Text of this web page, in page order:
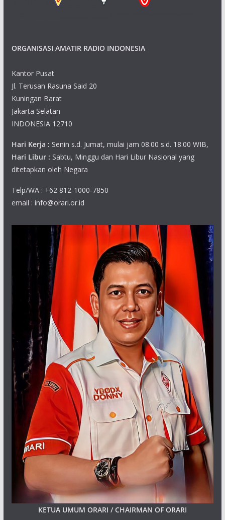
ORGANISASI AMATIR RADIO INDONESIA
Kantor Pusat
Jl. Terusan Rasuna Said 20
Kuningan Barat
Jakarta Selatan
INDONESIA 12710
Hari Kerja : Senin s.d. Jumat, mulai jam 08.00 s.d. 18.00 WIB,
Hari Libur : Sabtu, Minggu dan Hari Libur Nasional yang
ditetapkan oleh Negara
Telp/WA : +62 812-1000-7850
email : info@orari.or.id
KETUA UMUM ORARI / CHAIRMAN OF ORARI